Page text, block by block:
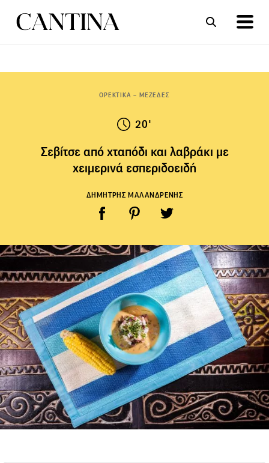
ΟΡΕΚΤΙΚΑ – ΜΕΖΕΔΕΣ
20'
Σεβίτσε από χταπόδι και λαβράκι με
χειμερινά εσπεριδοειδή
ΔΗΜΗΤΡΗΣ ΜΑΛΑΝΔΡΕΝΗΣ